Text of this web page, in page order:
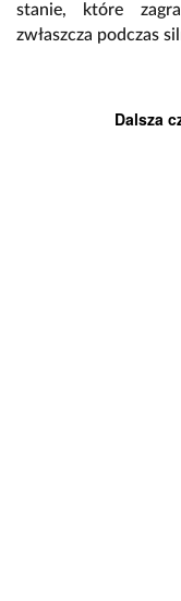
stanie, które
zwłaszcza podczas
Dalsza